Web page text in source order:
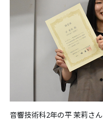
音響技術科2年の平 茉莉さん